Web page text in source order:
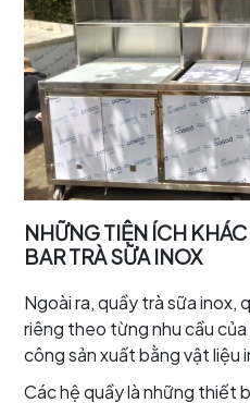
NHỮNG TIỆN ÍCH
BAR TRÀ SỮA INOX
Ngoài ra, quầy trà sữa
riêng theo từng nhu cầu
công sản xuất bằng vật liệu
Các hệ quầy là những thiết